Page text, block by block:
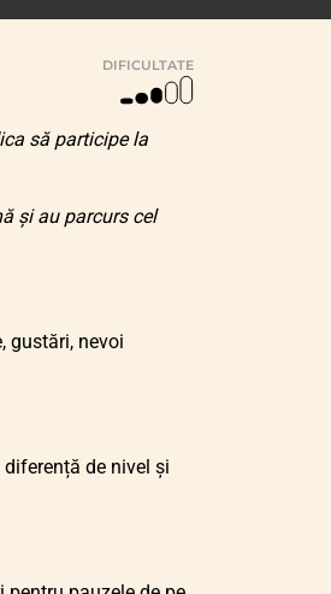
DIFICULTATE
să participe la
și au parcurs cel
gustări, nevoi
de nivel și